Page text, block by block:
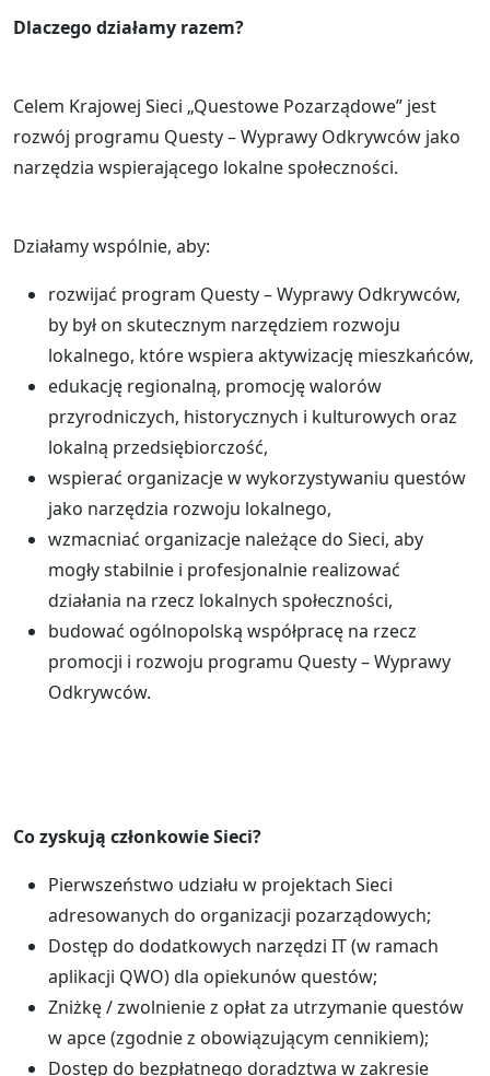
Dlaczego działamy razem?
Celem Krajowej Sieci „Questowe Pozarządowe” jest
rozwój programu Questy – Wyprawy Odkrywców jako
narzędzia wspierającego lokalne społeczności.
Działamy wspólnie, aby:
rozwijać program Questy – Wyprawy Odkrywców,
by był on skutecznym narzędziem rozwoju
lokalnego, które wspiera aktywizację mieszkańców,
edukację regionalną, promocję walorów
przyrodniczych, historycznych i kulturowych oraz
lokalną przedsiębiorczość,
wspierać organizacje w wykorzystywaniu questów
jako narzędzia rozwoju lokalnego,
wzmacniać organizacje należące do Sieci, aby
mogły stabilnie i profesjonalnie realizować
działania na rzecz lokalnych społeczności,
budować ogólnopolską współpracę na rzecz
promocji i rozwoju programu Questy – Wyprawy
Odkrywców.
Co zyskują członkowie Sieci?
Pierwszeństwo udziału w projektach Sieci
adresowanych do organizacji pozarządowych;
Dostęp do dodatkowych narzędzi IT (w ramach
aplikacji QWO) dla opiekunów questów;
Zniżkę / zwolnienie z opłat za utrzymanie questów
w apce (zgodnie z obowiązującym cennikiem);
Dostęp do bezpłatnego doradztwa w zakresie